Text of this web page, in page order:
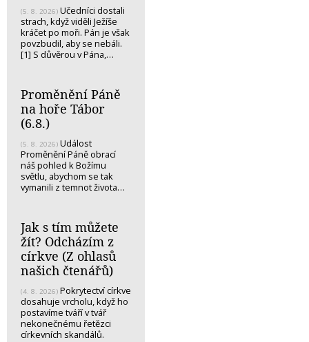
(5. 8. 2026) Učedníci dostali
strach, když viděli Ježíše
kráčet po moři. Pán je však
povzbudil, aby se nebáli.
[1] S důvěrou v Pána,…
Proměnění Páně
na hoře Tábor
(6.8.)
(5. 8. 2026) Událost
Proměnění Páně obrací
náš pohled k Božímu
světlu, abychom se tak
vymanili z temnot života…
Jak s tím můžete
žít? Odcházím z
církve (Z ohlasů
našich čtenářů)
(4. 8. 2026) Pokrytectví církve
dosahuje vrcholu, když ho
postavíme tváří v tvář
nekonečnému řetězci
církevních skandálů.